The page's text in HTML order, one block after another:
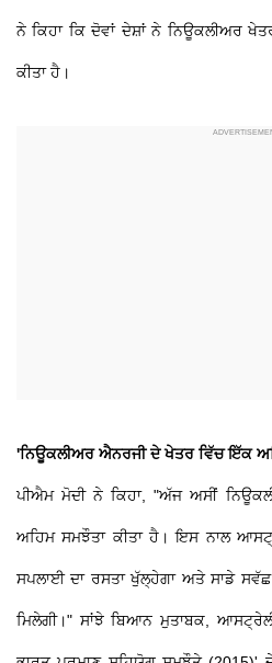
ਨੇ ਕਿਹਾ ਕਿ ਦੋਵਾਂ ਦੇਸ਼ਾਂ ਨੇ ਨਿਊਕਲੀਅਰ
ਕੀਤਾ ਹੈ।
'ਨਿਊਕਲੀਅਰ ਐਨਰਜੀ ਦੇ ਖੇਤਰ ਵਿੱਚ ਇੱਕ
ਪੀਐਮ ਮੋਦੀ ਨੇ ਕਿਹਾ, "ਅੱਜ ਅਸੀਂ
ਅਹਿਮ ਸਮਝੌਤਾ ਕੀਤਾ ਹੈ। ਇਸ ਨਾਲ
ਸਪਲਾਈ ਦਾ ਰਸਤਾ ਖੁੱਲ੍ਹੇਗਾ ਅਤੇ ਸਾਡੇ
ਮਿਲੇਗੀ।" ਸਾਂਝੇ ਬਿਆਨ ਮੁਤਾਬਕ,